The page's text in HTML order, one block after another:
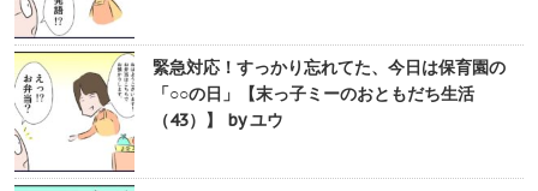
緊急対応！すっかり忘れてた、今日は保育園の
「○○の日」【末っ子ミーのおともだち生活
（43）】 by ユウ